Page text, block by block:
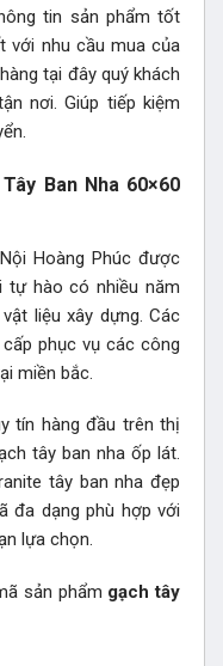
tin sản phẩm tốt
với nhu cầu mua của
tại đây quý khách
nơi. Giúp tiếp kiệm
Ban Nha 60×60
Hoàng Phúc được
tự hào có nhiều năm
liệu xây dựng. Các
phục vụ các công
miền bắc.
tín hàng đầu trên thị
tây ban nha ốp lát.
tây ban nha đẹp
đa dạng phù hợp với
lựa chọn.
sản phẩm gạch tây